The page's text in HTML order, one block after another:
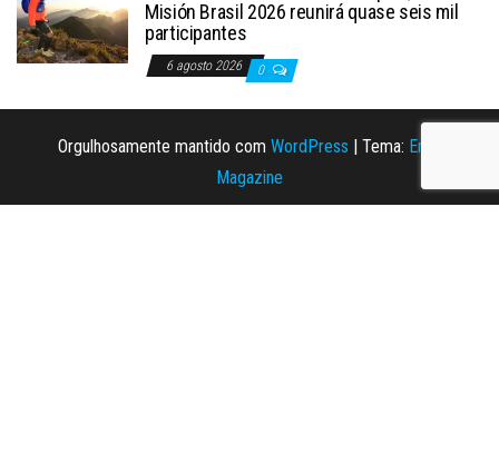
Misión Brasil 2026 reunirá quase seis mil
participantes
6 agosto 2026 0
Orgulhosamente mantido com WordPress | Tema: Envo
Magazine